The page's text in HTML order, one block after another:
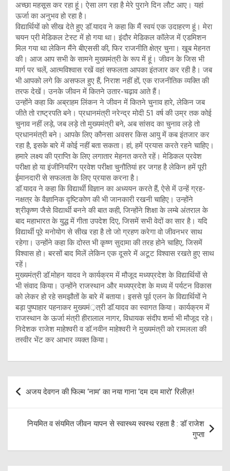
अच्छा महसूस कर रहा हूं। ऐसा लग रहा है मेरे पुराने दिन लौट आए। यहां
ऊर्जा का अनुभव हो रहा है।
विद्यार्थियों को सीख देते हुए डॉ.यादव ने कहा कि मैं स्वयं एक उदाहरण हूं। मेरा
चयन प्री मेडिकल टेस्ट में हो गया था। इंदौर मेडिकल कॉलेज में एडमिशन
मिल गया था लेकिन मैंने बीएससी की, फिर राजनीति क्षेत्र चुना। खूब मेहनत
की। आज आप सभी के सामने मुख्यमंत्री के रूप में हूं। जीवन के जिस भी
मार्ग पर चलें, आत्मविश्वास रखें वहां सफलता आपका इंतजार कर रही है। जब
भी आपको लगे कि असफल हुए हैं, निराश नहीं हों, एक राजनीतिक व्यक्ति की
तरफ देखें। उनके जीवन में कितने उतार-चढ़ाव आते हैं।
उन्होंने कहा कि अब्राहम लिंकन ने जीवन में कितने चुनाव हारे, लेकिन जब
जीते तो राष्ट्रपति बने। प्रधानमंत्री नरेन्द्र मोदी 51 वर्ष की उम्र तक कोई
चुनाव नहीं लड़े, जब लड़े तो मुख्यमंत्री बने, अब सांसद का चुनाव लड़े तो
प्रधानमंत्री बने। आपके लिए कौनसा अवसर किस आयु में कब इंतजार कर
रहा है, इसके बारे में कोई नहीं बता सकता। हां, हमें प्रयास करते रहने चाहिए।
हमारे लक्ष्य की प्राप्ति के लिए लगातार मेहनत करते रहें। मेडिकल प्रवेश
परीक्षा हो या इंजीनियरिंग प्रवेश परीक्षा चुनौतियां हर जगह है लेकिन हमें पूरी
ईमानदारी से सफलता के लिए प्रयास करना है।
डॉ.यादव ने कहा कि विद्यार्थी विज्ञान का अध्ययन करते हैं, ऐसे में उन्हें ग्रह-
नक्षत्र के वैज्ञानिक दृष्टिकोण की भी जानकारी रखनी चाहिए। उन्होंने
श्रीकृष्ण जैसे विद्यार्थी बनने की बात कही, जिन्होंने शिक्षा के लम्बे अंतराल के
बाद महाभारत के युद्ध में गीता उपदेश दिए, जिसमें सभी वेदों का सार है। यदि
विद्यार्थी पूरे मनोयोग से सीख रहा है तो जो ग्रहण करेगा वो जीवनभर साथ
रहेगा। उन्होंने कहा कि दोस्त भी कृष्ण सुदामा की तरह होने चाहिए, जिसमें
विश्वास हो। बरसों बाद मिलें लेकिन एक दूसरे में अटूट विश्वास रखते हुए साथ
रहें।
मुख्यमंत्री डॉ.मोहन यादव ने कार्यक्रम में मौजूद मध्यप्रदेश के विद्यार्थियों से
भी संवाद किया। उन्होंने राजस्थान और मध्यप्रदेश के मध्य में पर्यटन विकास
को लेकर हो रहे समझौतों के बारे में बताया। इससे पूर्व एलन के विद्यार्थियों ने
बड़ा पुष्पाहार पहनाकर मुख्यमं़त्री डॉ.यादव का स्वागत किया। कार्यक्रम में
राजस्थान के ऊर्जा मंत्री हीरालाल नागर, विधायक संदीप शर्मा भी मौजूद रहे।
निदेशक राजेश माहेश्वरी व डॉ.नवीन माहेश्वरी ने मुख्यमंत्री को रामलला की
तस्वीर भेंट कर आभार व्यक्त किया।
Post
navigation
अजय देवगन की फिल्म ‘नाम’ का नया गाना ‘दम दम मारो’ रिलीज़!
नियमित व संयमित जीवन यापन से स्वास्थ्य स्वस्थ रहता है : डॉ राजेश
गुप्ता